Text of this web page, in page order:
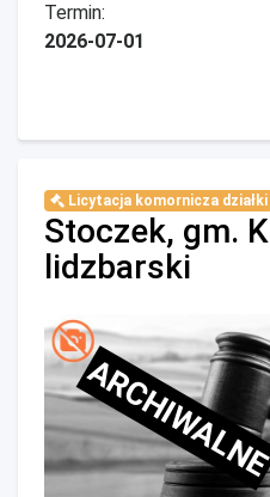
Termin:
2026-07-01
Licytacja komornicza działki
Stoczek, gm.
lidzbarski